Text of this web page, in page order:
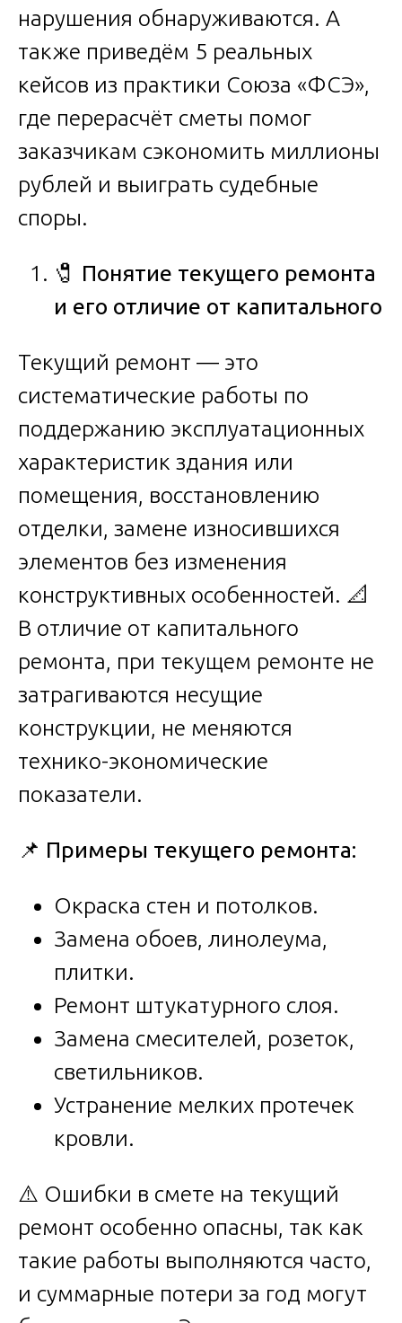
нарушения обнаруживаются. А
также приведём 5 реальных
кейсов из практики Союза «ФСЭ»,
где перерасчёт сметы помог
заказчикам сэкономить миллионы
рублей и выиграть судебные
споры.
🧷 Понятие текущего ремонта
и его отличие от капитального
Текущий ремонт — это
систематические работы по
поддержанию эксплуатационных
характеристик здания или
помещения, восстановлению
отделки, замене износившихся
элементов без изменения
конструктивных особенностей. 📐
В отличие от капитального
ремонта, при текущем ремонте не
затрагиваются несущие
конструкции, не меняются
технико-экономические
показатели.
📌 Примеры текущего ремонта:
Окраска стен и потолков.
Замена обоев, линолеума,
плитки.
Ремонт штукатурного слоя.
Замена смесителей, розеток,
светильников.
Устранение мелких протечек
кровли.
⚠️ Ошибки в смете на текущий
ремонт особенно опасны, так как
такие работы выполняются часто,
и суммарные потери за год могут